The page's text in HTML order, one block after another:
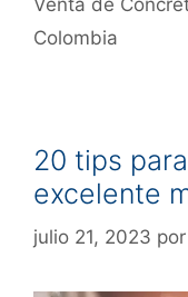
Venta de
Colombia
20 tips
excelente
julio 21, 2023 por